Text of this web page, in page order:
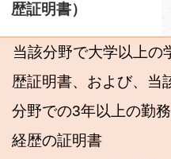
歴証明書）
当該分野で大学以上の
歴証明書、および、当
分野での3年以上の勤務
経歴の証明書